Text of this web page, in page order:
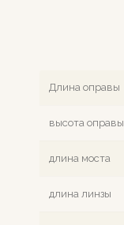
Длина оправы
высота оправы
длина моста
длина линзы